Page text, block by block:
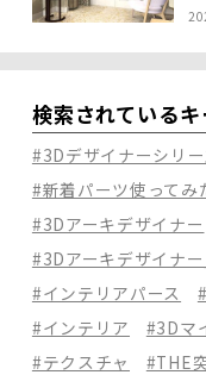
検索されている
#3Dデザイナーシリー
#新着パーツ使ってみ
#3Dアーキデザイナー
#3Dアーキデザイナ
#インテリアパース
#インテリア
#3Dマ
#テクスチャ
#THE